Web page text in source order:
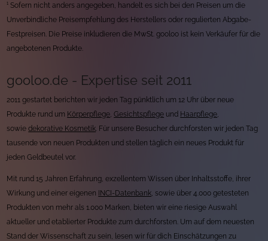
¹ Sofern nicht anders angegeben, handelt es sich bei den Preisen um die
Unverbindliche Preisempfehlung des Herstellers oder regulierten Abgabe-
Festpreisen. Die Preise inkludieren die MwSt. gooloo ist kein Verkäufer für die
angebotenen Produkte.
gooloo.de - Expertise seit 2011
2011 gestartet berichten wir jeden Tag pünktlich um 12 Uhr über neue
Produkte rund um Körperpflege ,Gesichtspflege und Haarpflege
sowiedekorative Kosmetik . Für unsere Besucher durchforsten wir jeden Tag
tausende von neuen Produkten und stellen täglich ein neues Produkt für
jeden Geldbeutel vor.
Mit rund 15 Jahren Erfahrung, exzellentem Wissen über Inhaltsstoffe, ihrer
Wirkung und einer eigenen INCI-Datenbank , sowie über 4.000 getesteten
Produkten von mehr als 1.000 Marken, bieten wir eine riesige Auswahl
aktueller und etablierter Produkte zum durchforsten. Um auf dem neuesten
Stand der Wissenschaft zu sein, lesen wir für dich Einschätzungen zu